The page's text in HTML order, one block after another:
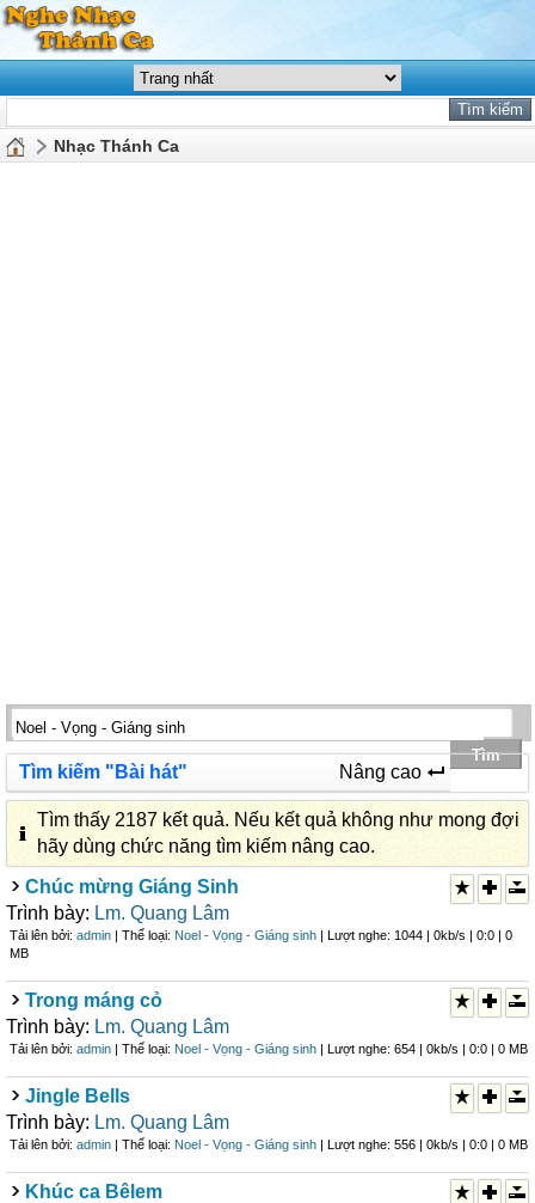
Nhạc Thánh Ca
Tìm kiếm "Bài hát" Nâng cao
Tìm thấy 2187 kết quả. Nếu kết quả không như mong đợi
hãy dùng chức năng tìm kiếm nâng cao.
Chúc mừng Giáng Sinh
Trình bày: Lm. Quang Lâm
Tải lên bởi: admin | Thể loại: Noel - Vọng - Giáng sinh | Lượt nghe: 1044 | 0kb/s | 0:0 | 0
MB
Trong máng cỏ
Trình bày: Lm. Quang Lâm
Tải lên bởi: admin | Thể loại: Noel - Vọng - Giáng sinh | Lượt nghe: 654 | 0kb/s | 0:0 | 0 MB
Jingle Bells
Trình bày: Lm. Quang Lâm
Tải lên bởi: admin | Thể loại: Noel - Vọng - Giáng sinh | Lượt nghe: 556 | 0kb/s | 0:0 | 0 MB
Khúc ca Bêlem